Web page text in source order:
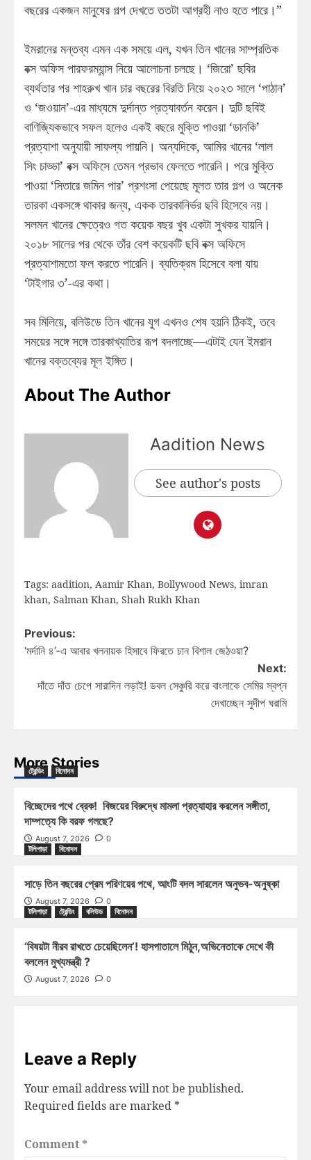
বছরের একজন মানুষের গল্প দেখতে ততটা আগ্রহী নাও হতে পারে।”
ইমরানের মন্তব্য এমন এক সময়ে এল, যখন তিন খানের সাম্প্রতিক
বক্স অফিস পারফরম্যান্স নিয়ে আলোচনা চলছে। ‘জিরো’ ছবির
ব্যর্থতার পর শাহরুখ খান চার বছরের বিরতি নিয়ে ২০২৩ সালে ‘পাঠান’
ও ‘জওয়ান’-এর মাধ্যমে দুর্দান্ত প্রত্যাবর্তন করেন। দুটি ছবিই
বাণিজ্যিকভাবে সফল হলেও একই বছরে মুক্তি পাওয়া ‘ডানকি’
প্রত্যাশা অনুযায়ী সাফল্য পায়নি। অন্যদিকে, আমির খানের ‘লাল
সিং চাড্ডা’ বক্স অফিসে তেমন প্রভাব ফেলতে পারেনি। পরে মুক্তি
পাওয়া ‘সিতারে জমিন পার’ প্রশংসা পেয়েছে মূলত তার গল্প ও অনেক
তারকা একসঙ্গে থাকার জন্য, একক তারকানির্ভর ছবি হিসেবে নয়।
সলমন খানের ক্ষেত্রেও গত কয়েক বছর খুব একটা সুখকর যায়নি।
২০১৮ সালের পর থেকে তাঁর বেশ কয়েকটি ছবি বক্স অফিসে
প্রত্যাশামতো ফল করতে পারেনি। ব্যতিক্রম হিসেবে বলা যায়
‘টাইগার ৩’-এর কথা।
সব মিলিয়ে, বলিউডে তিন খানের যুগ এখনও শেষ হয়নি ঠিকই, তবে
সময়ের সঙ্গে সঙ্গে তারকাখ্যাতির রূপ বদলাচ্ছে—এটাই যেন ইমরান
খানের বক্তব্যের মূল ইঙ্গিত।
About The Author
Aadition News
See author's posts
Tags: aadition, Aamir Khan, Bollywood News, imran
khan, Salman Khan, Shah Rukh Khan
Previous:
‘মর্দানি ৪’-এ আবার খলনায়ক হিসাবে ফিরতে চান বিশাল জেঠওয়া?
Next:
দাঁতে দাঁত চেপে সারাদিন লড়াই! ডবল সেঞ্চুরি করে বাংলাকে সেমির স্বপ্ন
দেখাচ্ছেন সুদীপ ঘরামি
More Stories
ট্রেন্ডিং বিনোদন
বিচ্ছেদের পথে ব্রেক! বিজয়ের বিরুদ্ধে মামলা প্রত্যাহার করলেন সঙ্গীতা,
দাম্পত্যে কি বরফ গলছে?
August 7, 2026
0
টলিপাড়া
বিনোদন
সাড়ে তিন বছরের প্রেম পরিণয়ের পথে, আংটি বদল সারলেন অনুভব-অনুষ্কা
August 7, 2026
0
টলিপাড়া
ট্রেন্ডিং বলিউড বিনোদন
‘বিষয়টা নীরব রাখতে চেয়েছিলেন’! হাসপাতালে মিঠুন,অভিনেতাকে দেখে কী
বললেন মুখ্যমন্ত্রী ?
August 7, 2026 0
Leave a Reply
Your email address will not be published.
Required fields are marked *
Comment *